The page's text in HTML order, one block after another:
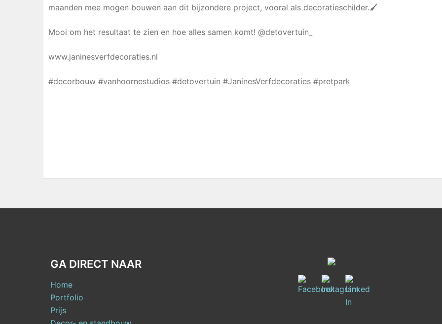
maanden mee mogen bouwen aan dit bijzondere project, vooral als decoratieschilder.🖌️
Mooi om het resultaat te zien en hoe alles samen komt! @detovertuin_
www.janinesverfdecoraties.nl
#decorbouw #vanhoornestudios #detovertuin #JaninesVerfdecoraties #pretpark
GA DIRECT NAAR
Home
Portfolio
Prijs